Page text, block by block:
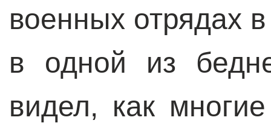
военных отрядах
в одной из
видел, как